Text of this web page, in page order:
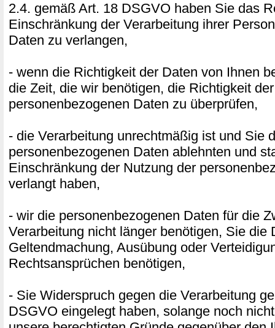
2.4. gemäß Art. 18 DSGVO haben Sie das
Einschränkung der Verarbeitung ihrer
Daten zu verlangen,
- wenn die Richtigkeit der Daten von Ihnen
die Zeit, die wir benötigen, die Richtigkeit der
personenbezogenen Daten zu überprüfen,
- die Verarbeitung unrechtmäßig ist und Sie
personenbezogenen Daten ablehnten und
Einschränkung der Nutzung der
verlangt haben,
- wir die personenbezogenen Daten für die
Verarbeitung nicht länger benötigen, Sie die
Geltendmachung, Ausübung oder
Rechtsansprüchen benötigen,
- Sie Widerspruch gegen die Verarbeitung
DSGVO eingelegt haben, solange noch